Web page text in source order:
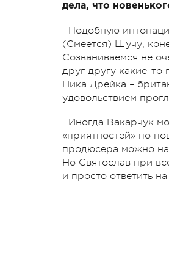
дела, что
Подобную
(Смеется) Шучу,
Созваниваемся не
друг другу какие-то
Ника Дрейка –
удовольствием
Иногда Вакарчук
«приятностей» по
продюсера можно
Но Святослав при
и просто ответить